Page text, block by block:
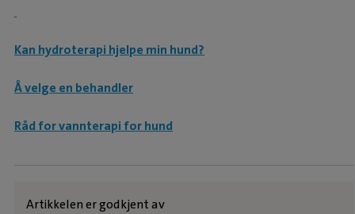
Kan hydroterapi hjelpe min hund?
Å velge en behandler
Råd for vannterapi for hund
Artikkelen er godkjent av